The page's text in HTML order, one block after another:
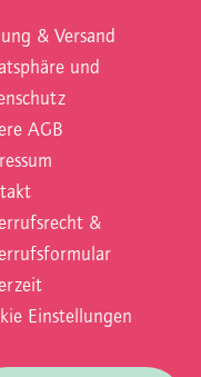
& Versand
und
AGB
&
Einstellungen